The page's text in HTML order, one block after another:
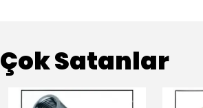
Çok Satanlar